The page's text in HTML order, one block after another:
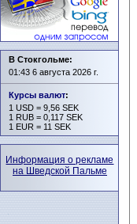
В Стокгольме:
01:43 6 августа 2026 г.
Курсы валют:
1 USD = 9,56 SEK
1 RUB = 0,117 SEK
1 EUR = 11 SEK
Информация о рекламе
на Шведской Пальме